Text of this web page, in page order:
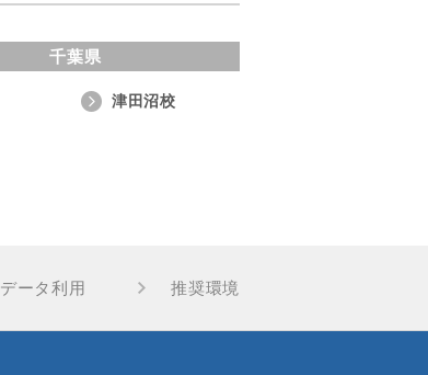
千葉県
津田沼校
データ利用 推奨環境